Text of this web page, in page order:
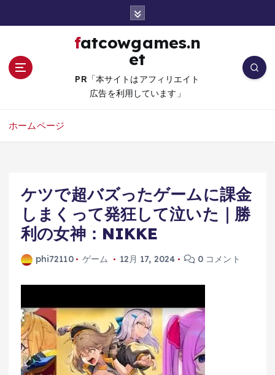
fatcowgames.n
et
PR「本サイトはアフィリエイト
広告を利用しています」
ホームページ
ケツで超バズったゲームに課金
しまくって発狂して泣いた｜勝
利の女神：NIKKE
phi72110 ゲーム 12月 17, 2024 0 コメント